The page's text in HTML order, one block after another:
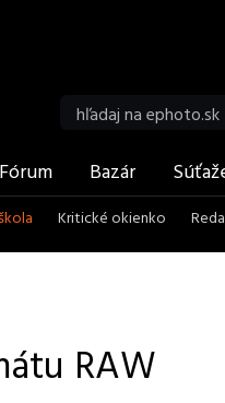
Kritické okienko
Fórum Bazár
RAW